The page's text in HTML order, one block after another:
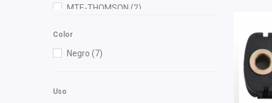
MTE-THOMSON (2)
Color
Negro (7)
Uso